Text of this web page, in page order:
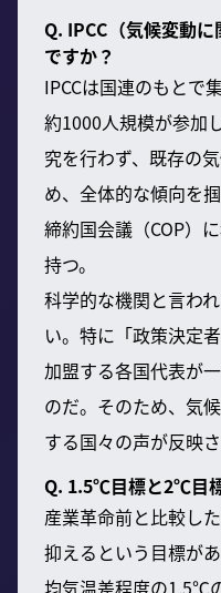
Q. IPCC（気候変動
ですか？
IPCCは国連のもとで
約1000人規模が参加
究を行わず、既存の
め、全体的な傾向を
締約国会議（COP）
持つ。
科学的な機関と言わ
い。特に「政策決定
加盟する各国代表が
のだ。そのため、気
する国々の声が反映
Q. 1.5℃目標と2℃目
産業革命前と比較し
抑えるという目標が